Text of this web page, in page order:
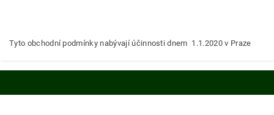
Tyto obchodní podmínky nabývají účinnosti dnem 1.1.2020 v Praze